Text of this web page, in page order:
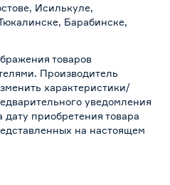
Исилькуле,
Барабинске,
товаров
Производитель
характеристики/
уведомления
приобретения товара
на настоящем